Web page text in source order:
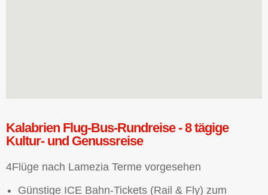
Kalabrien Flug-Bus-Rundreise - 8 tägige
Kultur- und Genussreise
4Flüge nach Lamezia Terme vorgesehen
Günstige ICE Bahn-Tickets (Rail & Fly) zum